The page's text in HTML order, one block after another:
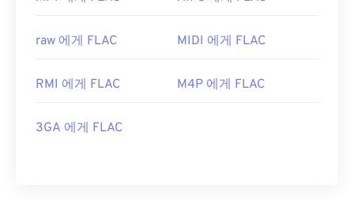
raw 에게 FLAC MIDI 에게 FLAC
RMI 에게 FLAC M4P 에게 FLAC
3GA 에게 FLAC